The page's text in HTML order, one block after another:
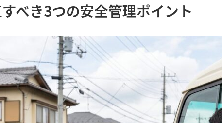
べき3つの安全管理ポイント